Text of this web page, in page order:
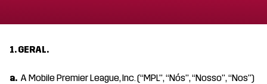
1. GERAL.
a. A Mobile Premier League, Inc. (“MPL”, “Nós”, “Nosso”, “Nos”)